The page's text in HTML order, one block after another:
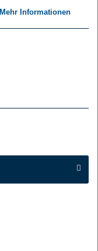
Mehr Informationen